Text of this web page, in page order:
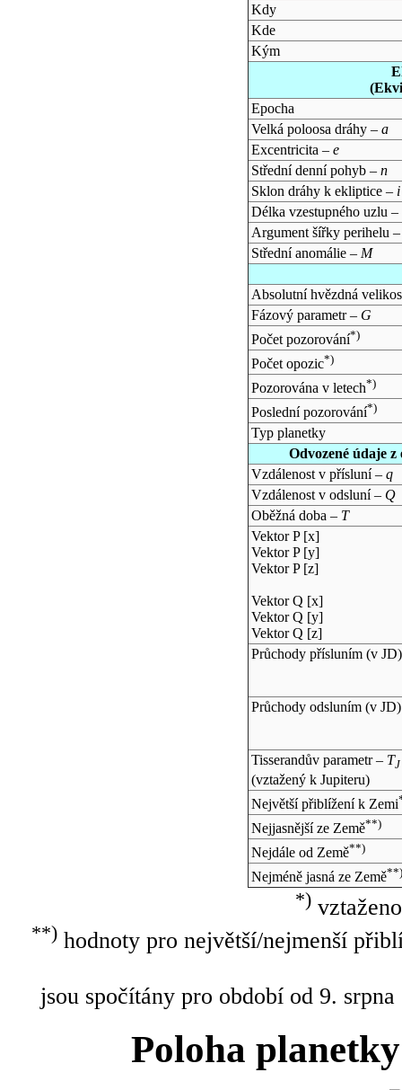
Kdy
Kde
Kým
Epocha
Velká poloosa dráhy – a
Excentricita – e
Střední denní pohyb – n
Sklon dráhy k ekliptice – i
Délka vzestupného uzlu –
Argument šířky perihelu
Střední anomálie – M
Absolutní hvězdná
Fázový parametr – G
Počet pozorování*)
Počet opozic*)
Pozorována v letech*)
Poslední pozorování*)
Typ planetky
Odvozené údaje
Vzdálenost v přísluní – q
Vzdálenost v odsluní – Q
Oběžná doba – T
Vektor P [x]
Vektor P [y]
Vektor P [z]
Vektor Q [x]
Vektor Q [y]
Vektor Q [z]
Průchody přísluním (v JD)
Průchody odsluním (v JD)
Tisserandův parametr – TJ
(vztažený k Jupiteru)
Největší přiblížení k Zemi
Nejjasnější ze Země**)
Nejdále od Země**)
Nejméně jasná ze Země**)
*)
**)hodnoty pro největší/nejmenší
jsou spočítány pro období od 9.
Poloha